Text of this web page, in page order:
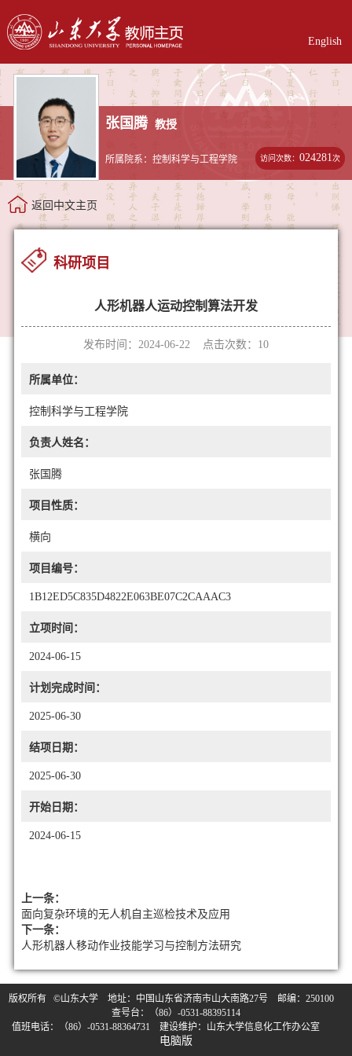
English
张国腾 教授
所属院系：控制科学与工程学院 访问次数：024281次
返回中文主页
科研项目
人形机器人运动控制算法开发
发布时间：2024-06-22 点击次数： 10
所属单位：
控制科学与工程学院
负责人姓名：
张国腾
项目性质：
横向
项目编号：
1B12ED5C835D4822E063BE07C2CAAAC3
立项时间：
2024-06-15
计划完成时间：
2025-06-30
结项日期：
2025-06-30
开始日期：
2024-06-15
上一条：
面向复杂环境的无人机自主巡检技术及应用
下一条：
人形机器人移动作业技能学习与控制方法研究
版权所有 ©山东大学 地址：中国山东省济南市山大南路27号 邮编：250100
查号台：（86）-0531-88395114
值班电话：（86）-0531-88364731 建设维护：山东大学信息化工作办公室
电脑版